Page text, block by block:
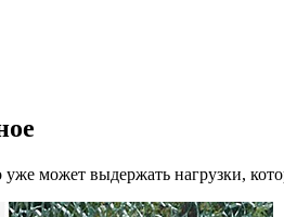
может выдержать нагрузки,